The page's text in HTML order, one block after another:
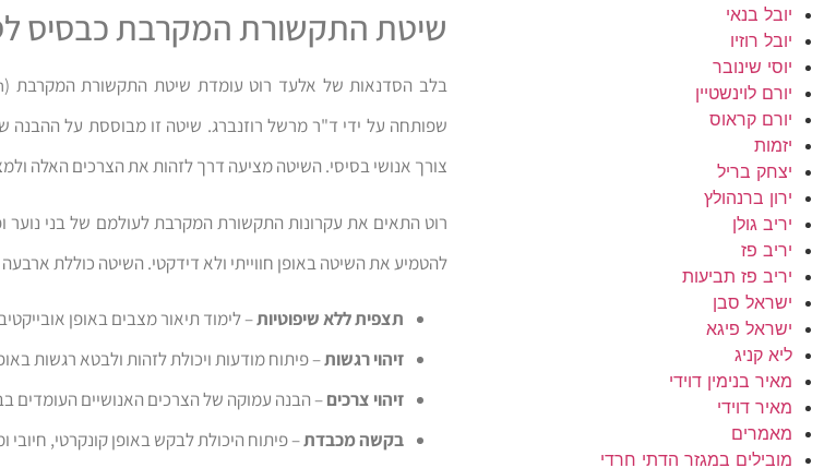
יובל בנאי
יובל רוזיו
יוסי שינובר
יורם לוינשטיין
יורם קראוס
יזמות
יצחק בריל
ירון ברנהולץ
יריב גולן
יריב פז
יריב פז תביעות
ישראל סבן
ישראל פיגא
ליא קניג
מאיר בנימין דוידי
מאיר דוידי
מאמרים
מובילים במגזר הדתי חרדי
שיטת התקשורת המקרבת כבסיס
שפותחה על ידי ד"ר מרשל רוזנברג. שיטה זו מבוססת על ההבנה
צורך אנושי בסיסי. השיטה מציעה דרך לזהות את הצרכים האלה
רוט התאים את עקרונות התקשורת המקרבת לעולמם של בני נוער
להטמיע את השיטה באופן חווייתי ולא דידקטי. השיטה כוללת ארבעה
תצפית ללא שיפוטיות– לימוד תיאור מצבים באופן
זיהוי רגשות– פיתוח מודעות ויכולת לזהות ולבטא רגשות
זיהוי צרכים– הבנה עמוקה של הצרכים האנושיים העומדים
בקשה מכבדת– פיתוח היכולת לבקש באופן קונקרטי,